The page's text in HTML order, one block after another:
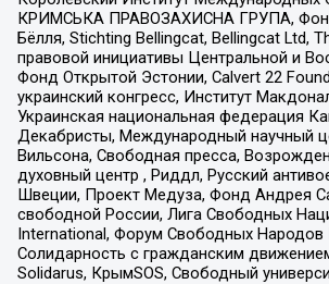
КРИМСЬКА ПРАВОЗАХИСНА ГРУПА,
Бёлля, Stichting Bellingcat, Bellingcat Ltd,
правовой инициативы Центральной и
Фонд Открытой Эстонии, Calvert 22
украинский конгресс, Институт
Украинская национальная федерация
Декабристы, Международный научный
Вильсона, Свободная пресса,
духовный центр , Риддл, Русский
Швеции, Проект Медуза, Фонд Андрея
свободной России, Лига Свободных
International, Форум Свободных Народов
Солидарность с гражданским
Solidarus, КрымSOS, Свободный